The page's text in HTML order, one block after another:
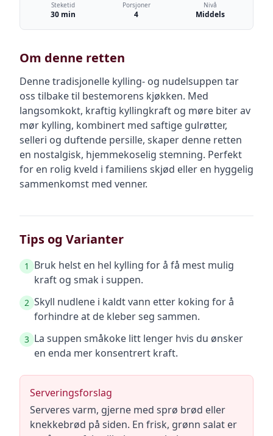
Steketid
30 min
Porsjoner
4
Nivå
Middels
Om denne retten
Denne tradisjonelle kylling- og nudelsuppen tar
oss tilbake til bestemorens kjøkken. Med
langsomkokt, kraftig kyllingkraft og møre biter av
mør kylling, kombinert med saftige gulrøtter,
selleri og duftende persille, skaper denne retten
en nostalgisk, hjemmekoselig stemning. Perfekt
for en rolig kveld i familiens skjød eller en hyggelig
sammenkomst med venner.
Tips og Varianter
1
Bruk helst en hel kylling for å få mest mulig
kraft og smak i suppen.
2 Skyll nudlene i kaldt vann etter koking for å
forhindre at de kleber seg sammen.
3 La suppen småkoke litt lenger hvis du ønsker
en enda mer konsentrert kraft.
Serveringsforslag
Serveres varm, gjerne med sprø brød eller
knekkebrød på siden. En frisk, grønn salat er